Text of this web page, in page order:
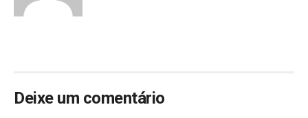
Deixe um comentário